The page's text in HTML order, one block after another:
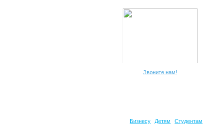
Звоните нам!
Бизнесу Детям Студентам